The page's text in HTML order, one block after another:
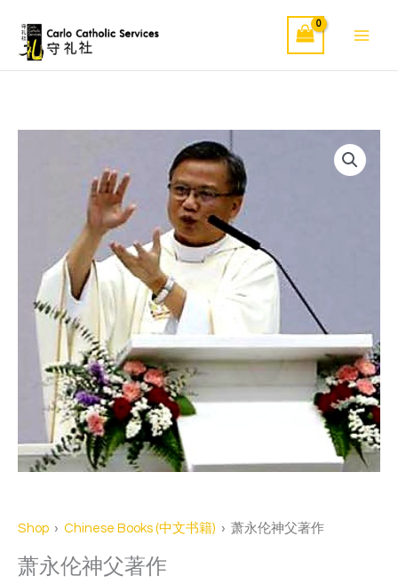
content
Shop › Chinese Books (中文书籍) › 萧永伦神父著作
萧永伦神父著作
Price
range:
$1.00
through
$18.00
quantity